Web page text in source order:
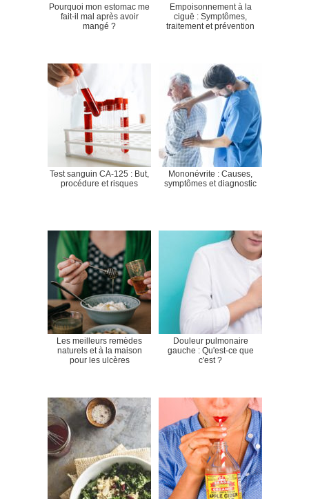
Pourquoi mon estomac me
fait-il mal après avoir
mangé ?
Empoisonnement à la
ciguë : Symptômes,
traitement et prévention
Test sanguin CA-125 : But,
procédure et risques
Mononévrite : Causes,
symptômes et diagnostic
Les meilleurs remèdes
naturels et à la maison
pour les ulcères
Douleur pulmonaire
gauche : Qu'est-ce que
c'est ?